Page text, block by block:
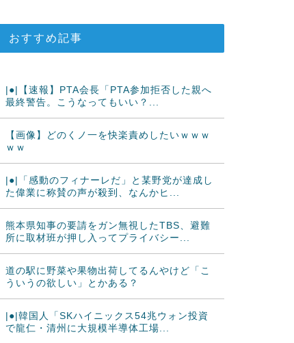
おすすめ記事
|●|【速報】PTA会長「PTA参加拒否した親へ
最終警告。こうなってもいい？...
【画像】どのくノ一を快楽責めしたいｗｗｗ
ｗｗ
|●|「感動のフィナーレだ」と某野党が達成し
た偉業に称賛の声が殺到、なんかヒ...
熊本県知事の要請をガン無視したTBS、避難
所に取材班が押し入ってプライバシー...
道の駅に野菜や果物出荷してるんやけど「こ
ういうの欲しい」とかある？
|●|韓国人「SKハイニックス54兆ウォン投資
で龍仁・清州に大規模半導体工場...